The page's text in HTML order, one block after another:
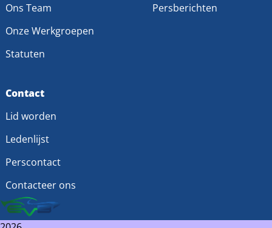
Ons Team
Onze Werkgroepen
Statuten
Persberichten
Contact
Lid worden
Ledenlijst
Perscontact
Contacteer ons